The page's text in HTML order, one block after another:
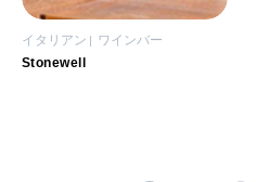
イタリアン ワインバー
Stonewell